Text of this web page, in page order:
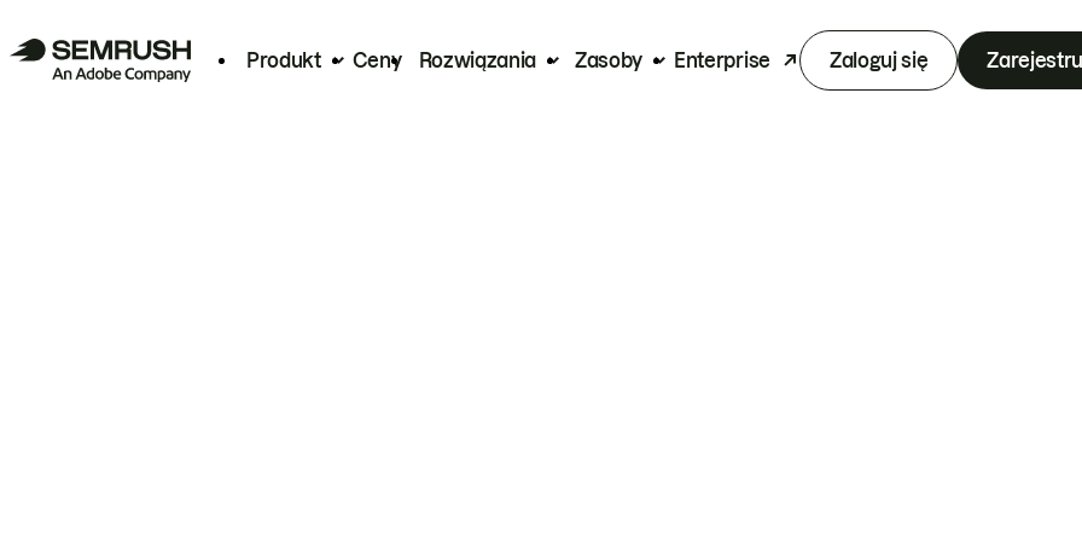
Produkt Ceny Rozwiązania Zasoby Enterprise Zaloguj się